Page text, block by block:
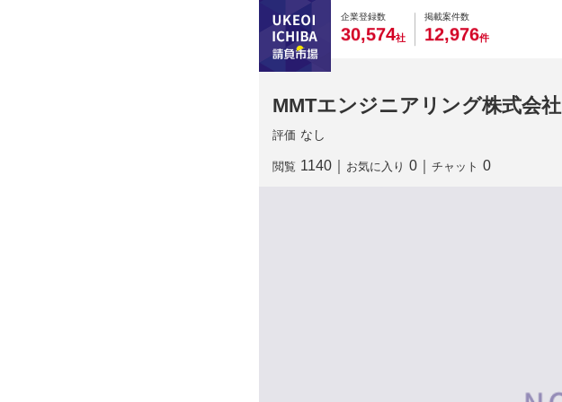
企業登録数
0
3
0
0,
0
5
0
74社
掲載案件数
0
1
0
2,
0
9
0
76件
MMTエンジニアリング株式会社
評価 なし
閲覧 1140 お気に入り 0 チャット 0